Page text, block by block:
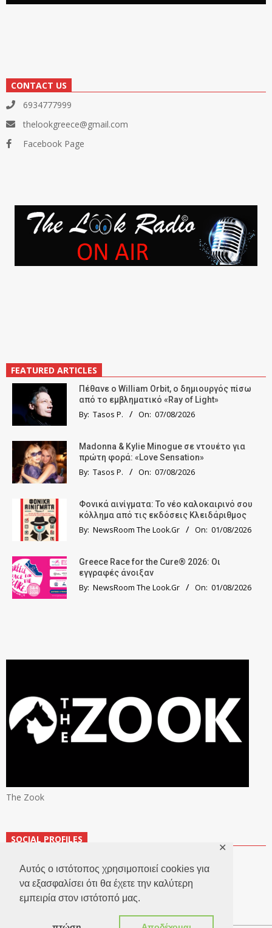
Αυτός ο ιστότοπος χρησιμοποιεί cookies για
να εξασφαλίσει ότι θα έχετε την καλύτερη
εμπειρία στον ιστότοπό μας.
✕
CONTACT US
6934777999
thelookgreece@gmail.com
Facebook Page
FEATURED ARTICLES
Πέθανε ο William Orbit, ο δημιουργός πίσω
από το εμβληματικό «Ray of Light»
By: Tasos P. On: 07/08/2026
Madonna & Kylie Minogue σε ντουέτο για
πρώτη φορά: «Love Sensation»
By: Tasos P. On: 07/08/2026
Φονικά αινίγματα: Το νέο καλοκαιρινό σου
κόλλημα από τις εκδόσεις Κλειδάριθμος
By: NewsRoom The Look.Gr On: 01/08/2026
Greece Race for the Cure® 2026: Οι
εγγραφές άνοιξαν
By: NewsRoom The Look.Gr On: 01/08/2026
The Zook
SOCIAL PROFILES